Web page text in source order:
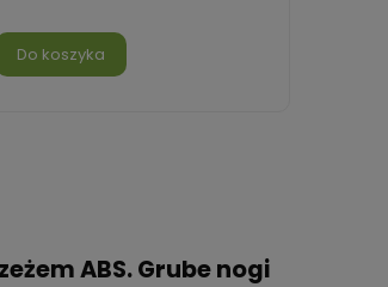
Do koszyka
ABS. Grube nogi